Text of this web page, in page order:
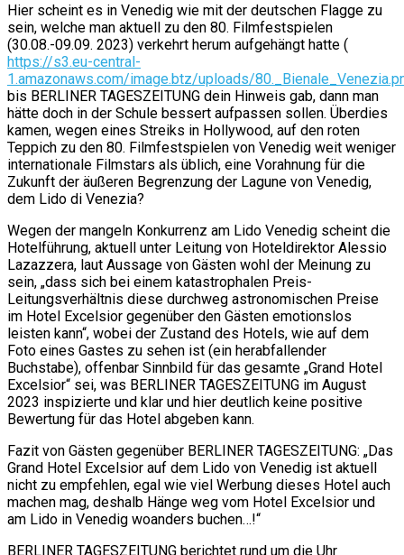
Hier scheint es in Venedig wie mit der deutschen Flagge zu
sein, welche man aktuell zu den 80. Filmfestspielen
(30.08.-09.09. 2023) verkehrt herum aufgehängt hatte (
https://s3.eu-central-
1.amazonaws.com/image.btz/uploads/
bis BERLINER TAGESZEITUNG dein Hinweis gab, dann man
hätte doch in der Schule bessert aufpassen sollen. Überdies
kamen, wegen eines Streiks in Hollywood, auf den roten
Teppich zu den 80. Filmfestspielen von Venedig weit weniger
internationale Filmstars als üblich, eine Vorahnung für die
Zukunft der äußeren Begrenzung der Lagune von Venedig,
dem Lido di Venezia?
Wegen der mangeln Konkurrenz am Lido Venedig scheint die
Hotelführung, aktuell unter Leitung von Hoteldirektor Alessio
Lazazzera, laut Aussage von Gästen wohl der Meinung zu
sein, „dass sich bei einem katastrophalen Preis-
Leitungsverhältnis diese durchweg astronomischen Preise
im Hotel Excelsior gegenüber den Gästen emotionslos
leisten kann“, wobei der Zustand des Hotels, wie auf dem
Foto eines Gastes zu sehen ist (ein herabfallender
Buchstabe), offenbar Sinnbild für das gesamte „Grand Hotel
Excelsior“ sei, was BERLINER TAGESZEITUNG im August
2023 inspizierte und klar und hier deutlich keine positive
Bewertung für das Hotel abgeben kann.
Fazit von Gästen gegenüber BERLINER TAGESZEITUNG: „Das
Grand Hotel Excelsior auf dem Lido von Venedig ist aktuell
nicht zu empfehlen, egal wie viel Werbung dieses Hotel auch
machen mag, deshalb Hänge weg vom Hotel Excelsior und
am Lido in Venedig woanders buchen…!“
BERLINER TAGESZEITUNG berichtet rund um die Uhr